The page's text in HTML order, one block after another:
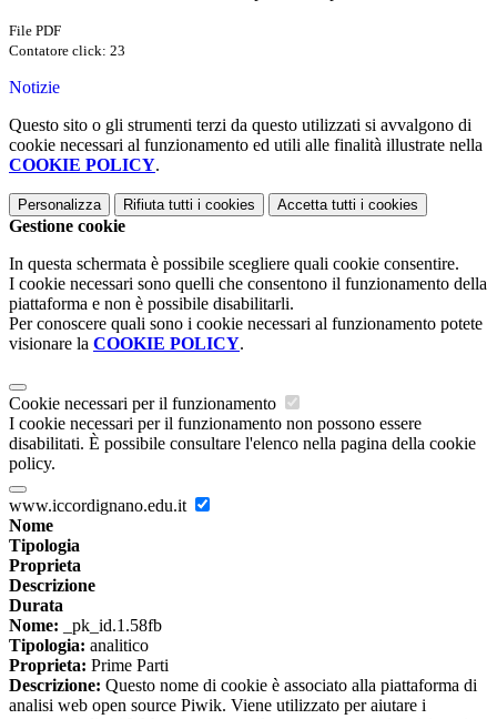
File PDF
Contatore click: 23
Notizie
Questo sito o gli strumenti terzi da questo utilizzati si avvalgono di
cookie necessari al funzionamento ed utili alle finalità illustrate nella
COOKIE POLICY.
Personalizza Rifiuta tutti i cookies Accetta tutti i cookies
Gestione cookie
In questa schermata è possibile scegliere quali cookie consentire.
I cookie necessari sono quelli che consentono il funzionamento della
piattaforma e non è possibile disabilitarli.
Per conoscere quali sono i cookie necessari al funzionamento potete
visionare la COOKIE POLICY.
Cookie necessari per il funzionamento
I cookie necessari per il funzionamento non possono essere
disabilitati. È possibile consultare l'elenco nella pagina della cookie
policy.
www.iccordignano.edu.it
Nome
Tipologia
Proprieta
Descrizione
Durata
Nome: _pk_id.1.58fb
Tipologia: analitico
Proprieta: Prime Parti
Descrizione: Questo nome di cookie è associato alla piattaforma di
analisi web open source Piwik. Viene utilizzato per aiutare i